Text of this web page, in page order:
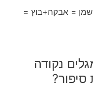
= אבקה+בוץ =
נקודה
סיפור?